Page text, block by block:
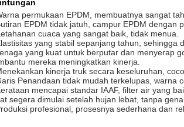
permukaan EPDM, membuatnya sangat
EPDM tidak jatuh, campur EPDM dengan
cuaca yang sangat baik, tidak menua.
yang stabil sepanjang tahun, sehingga
yang kuat untuk berputar dan menyerap
mereka meningkatkan kinerja.
kinerja truk secara keseluruhan,
Penandaan tidak mudah terkelupas, warna
mencapai standar IAAF, filter air yang
segera dimulai setelah hujan lebat, tanpa
profesional, prosesnya sederhana dan